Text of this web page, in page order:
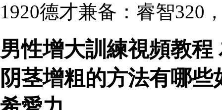
1920德才兼备：睿智320
男性增大訓練視頻教
阴茎增粗的方法有哪